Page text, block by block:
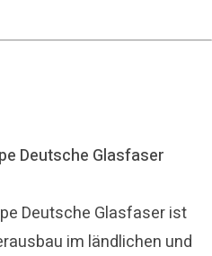
Deutsche Glasfaser
Deutsche Glasfaser ist
im ländlichen und